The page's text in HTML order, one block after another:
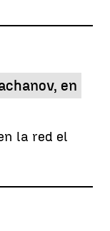
en
la red el